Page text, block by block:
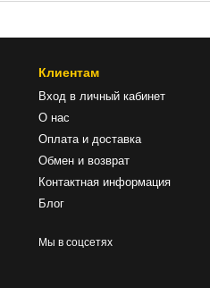
Клиентам
Вход в личный кабинет
О нас
Оплата и доставка
Обмен и возврат
Контактная информация
Блог
Мы в соцсетях